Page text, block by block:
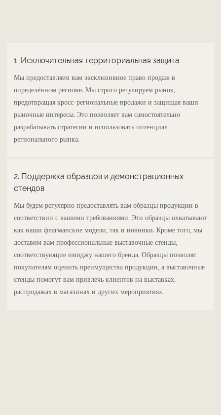
1. Исключительная территориальная защита
Мы предоставляем вам эксклюзивное право продаж в
определённом регионе. Мы строго регулируем рынок,
предотвращая кросс-региональные продажи и защищая ваши
рыночные интересы. Это позволяет вам самостоятельно
разрабатывать стратегии и использовать потенциал
регионального рынка.
2. Поддержка образцов и демонстрационных
стендов
Мы будем регулярно предоставлять вам образцы продукции в
соответствии с вашими требованиями. Эти образцы охватывают
как наши флагманские модели, так и новинки. Кроме того, мы
доставим вам профессиональные выставочные стенды,
соответствующие имиджу нашего бренда. Образцы позволят
покупателям оценить преимущества продукции, а выставочные
стенды помогут вам привлечь клиентов на выставках,
распродажах в магазинах и других мероприятиях.